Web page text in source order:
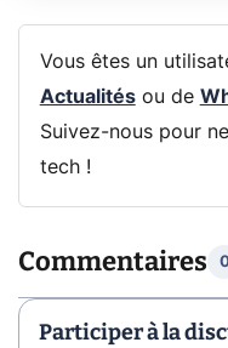
Vous êtes un
Actualitésou de
Suivez-nous pour
tech !
Commentaires
Participer à la